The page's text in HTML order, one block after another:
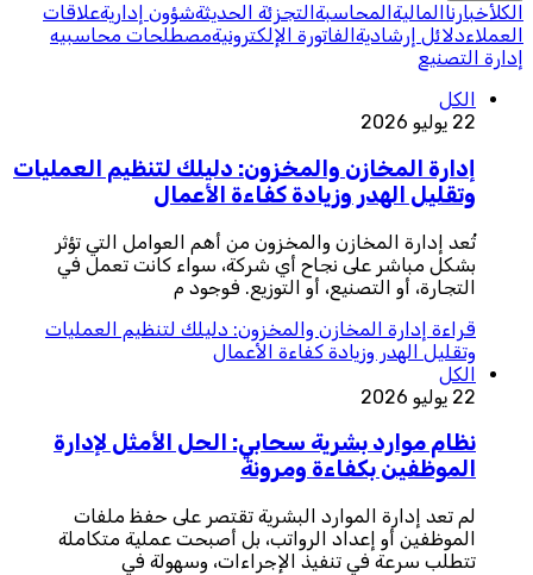
الكلأخبارنا المالية المحاسبة التجزئة الحديثةشؤون إداريةعلاقات
العملاءدلائل إرشادية الفاتورة الإلكترونيةمصطلحات محاسبيه
إدارة التصنيع
الكل
22 يوليو 2026
إدارة المخازن والمخزون: دليلك لتنظيم العمليات
وتقليل الهدر وزيادة كفاءة الأعمال
تُعد إدارة المخازن والمخزون من أهم العوامل التي تؤثر
بشكل مباشر على نجاح أي شركة، سواء كانت تعمل في
التجارة، أو التصنيع، أو التوزيع. فوجود م
قراءة إدارة المخازن والمخزون: دليلك لتنظيم العمليات
وتقليل الهدر وزيادة كفاءة الأعمال
الكل
22 يوليو 2026
نظام موارد بشرية سحابي: الحل الأمثل لإدارة
الموظفين بكفاءة ومرونة
لم تعد إدارة الموارد البشرية تقتصر على حفظ ملفات
الموظفين أو إعداد الرواتب، بل أصبحت عملية متكاملة
تتطلب سرعة في تنفيذ الإجراءات، وسهولة في